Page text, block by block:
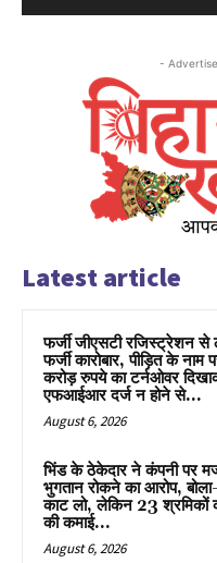
-
Latest article
फर्जी जीएसटी रजिस्ट्रेशन से
फर्जी कारोबार, पीड़ित के
करोड़ रुपये का टर्नओवर
एफआईआर दर्ज न होने से...
August 6, 2026
भिंड के ठेकेदार ने कंपनी पर
भुगतान रोकने का आरोप,
काट लो, लेकिन 23 श्रमिकों
की कमाई...
August 6, 2026